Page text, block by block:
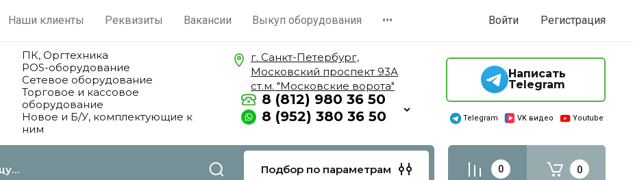
Наши клиенты Реквизиты Вакансии Выкуп оборудования ••• Войти Регистрация
ПК, Оргтехника
POS-оборудование
Сетевое оборудование
Торговое и кассовое
оборудование
Новое и Б/У, комплектующие к
ним
г. Санкт-Петербург,
Московский проспект 93А
ст.м. "Московские ворота"
8 (812) 980 36 50
8 (952) 380 36 50
Написать
Telegram
Telegram VK видео Youtube
Подбор по параметрам 0 0